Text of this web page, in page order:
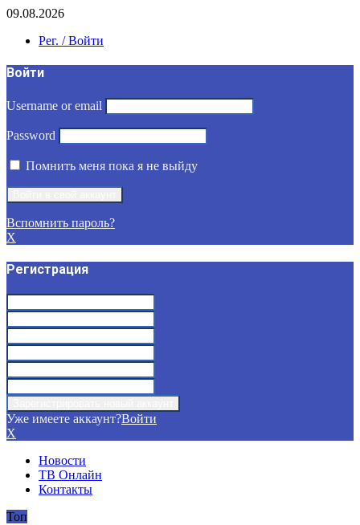
09.08.2026
Рег. / Войти
Войти
Username or email
Password
Помнить меня пока я не выйду
Вспомнить пароль?
X
Регистрация
Уже имеете аккаунт?Войти
X
Новости
ТВ Онлайн
Контакты
Топ